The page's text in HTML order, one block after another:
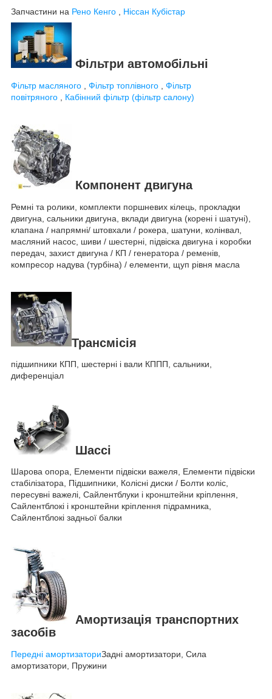
Запчастини на Рено Кенго , Ніссан Кубістар
Фільтри автомобільні
Фільтр масляного Фільтр топлівного
Фільтр
повітряного
Кабінний фільтр (фільтр салону)
Компонент двигуна
Ремні та ролики, комплекти поршневих кілець, прокладки
двигуна, сальники двигуна, вклади двигуна (корені і шатуні),
клапана / напрямні/ штовхали / рокера, шатуни, колінвал,
масляний насос, шиви / шестерні, підвіска двигуна і коробки
передач, захист двигуна / КП / генератора / ременів,
компресор надува (турбіна) / елементи, щуп рівня масла
Трансмісія
підшипники КПП, шестерні і вали КППП, сальники,
диференціал
Шассі
Шарова опора, Елементи підвіски важеля, Елементи підвіски
стабілізатора, Підшипники, Колісні диски / Болти коліс,
пересувні важелі, Сайлентблуки і кронштейни кріплення,
Сайлентблокі і кронштейни кріплення підрамника,
Сайлентблокі задньої балки
Амортизація транспортних
засобів
Передні амортизаториЗадні амортизатори, Сила
амортизатори, Пружини